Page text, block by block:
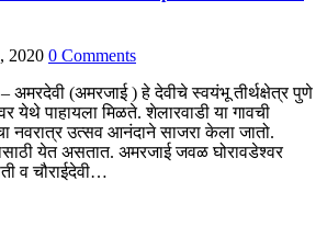
2020 0 Comments
अमरदेवी (अमरजाई ) हे देवीचे स्वयंभू तीर्थक्षेत्र पुणे
येथे पाहायला मिळते. शेलारवाडी या गावची
नवरात्र उत्सव आनंदाने साजरा केला जातो.
येत असतात. अमरजाई जवळ घोरावडेश्वर
व चौराईदेवी…